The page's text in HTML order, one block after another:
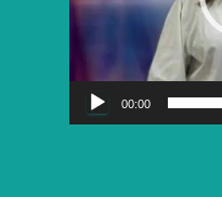
00:00